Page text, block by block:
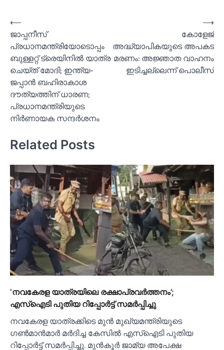
Post
navigation
⟵
ജാപ്പനീസ്
പ്രധാനമന്ത്രിയോടൊപ്പം
ബുള്ളറ്റ് ട്രെയിനില്‍ യാത്ര
ചെയ്ത് മോദി; ഇന്ത്യ-
ജപ്പാൻ ബഹിരാകാശ
ദൗത്യത്തിന് ധാരണ;
പ്രധാനമന്ത്രിയുടെ
നിര്‍ണായക സന്ദര്‍ശനം
കോളേജ്
അദ്ധ്യാപികയുടെ അപകട
മരണം: അജ്ഞാത വാഹനം
ഇടിച്ചല്ലെന്ന് പൊലീസ്
⟶
Related Posts
‘നവകേരള യാത്രയിലെ രക്ഷാപ്രവര്‍ത്തനം’;
എസ്‌ഐടി പുതിയ റിപ്പോര്‍ട്ട് സമര്‍പ്പിച്ചു
നവകേരള യാത്രക്കിടെ മുൻ മുഖ്യമന്ത്രിയുടെ
ഗണ്‍മാൻമാർ മർദിച്ച കേസില്‍ എസ്‌ഐടി പുതിയ
റിപ്പോർട്ട് സമർപ്പിച്ചു. മുൻകൂർ ജാമ്യ അപേക്ഷ